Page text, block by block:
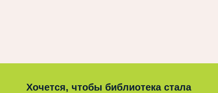
Хочется, чтобы библиотека стала